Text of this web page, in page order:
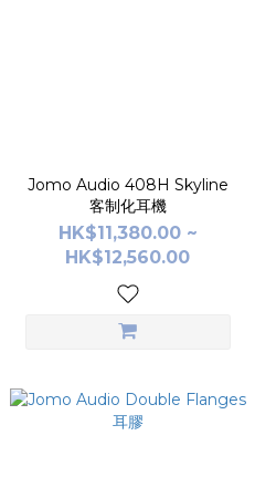
Jomo Audio 408H Skyline
客制化耳機
HK$11,380.00 ~
HK$12,560.00